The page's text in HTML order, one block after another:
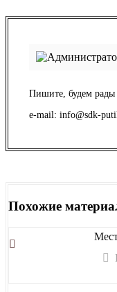
Пишите, будем рады
e-mail: info@sdk-
Похожие